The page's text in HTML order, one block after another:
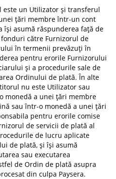
este un Utilizator și transferul
țări membre într-un cont
își asumă răspunderea față de
către Furnizorul de
în termenii prevăzuți în
pentru erorile Furnizorului
și a procedurile sale de
Ordinului de plată. În alte
nu este Utilizator sau
monedă a unei țări membre
sau într-o monedă a unei țări
pentru erorile comise
de servicii de plată al
de lucru aplicate
de plată, și își asumă
sau executarea
de Ordin de plată asupra
din culpa Paysera.